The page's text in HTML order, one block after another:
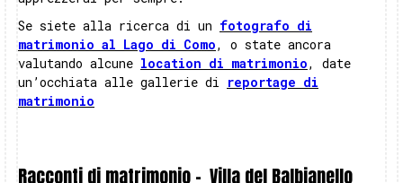
Se siete alla ricerca di un fotografo di
matrimonio al Lago di Como, o state ancora
valutando alcune location di matrimonio, date
un’occhiata alle gallerie di
reportage di
matrimonio
Racconti di matrimonio - Villa del Balbianello